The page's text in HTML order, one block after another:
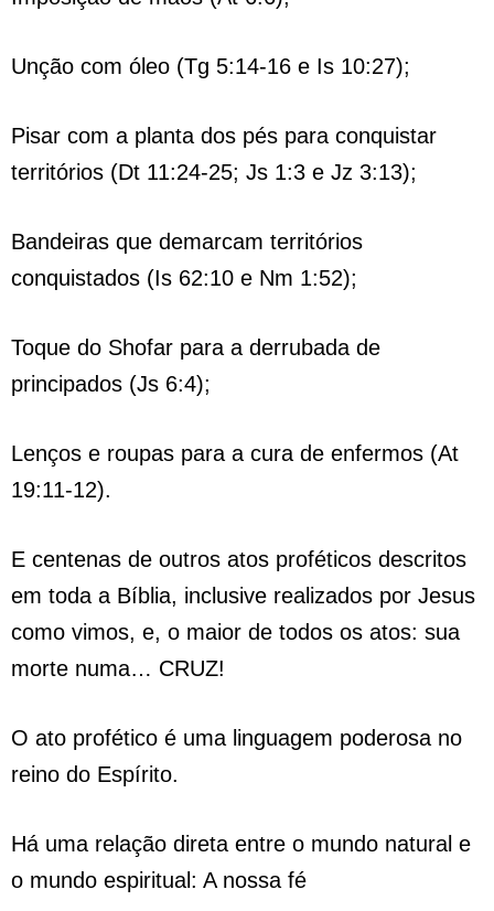
Unção com óleo (Tg 5:14-16 e Is 10:27);
Pisar com a planta dos pés para conquistar
territórios (Dt 11:24-25; Js 1:3 e Jz 3:13);
Bandeiras que demarcam territórios
conquistados (Is 62:10 e Nm 1:52);
Toque do Shofar para a derrubada de
principados (Js 6:4);
Lenços e roupas para a cura de enfermos (At
19:11-12).
E centenas de outros atos proféticos descritos
em toda a Bíblia, inclusive realizados por Jesus
como vimos, e, o maior de todos os atos: sua
morte numa… CRUZ!
O ato profético é uma linguagem poderosa no
reino do Espírito.
Há uma relação direta entre o mundo natural e
o mundo espiritual: A nossa fé